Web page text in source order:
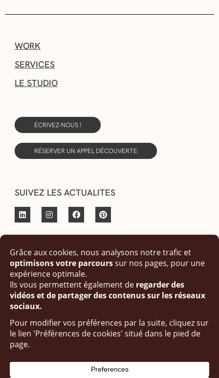
WORK
SERVICES
LE STUDIO
ÉCRIVEZ-NOUS !
RÉSERVER UN APPEL DÉCOUVERTE
SUIVEZ LES ACTUALITES
© Copyright 2023 fait par Angèle Luccatio Design Studio